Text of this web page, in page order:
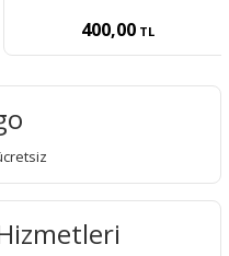
400,00TL